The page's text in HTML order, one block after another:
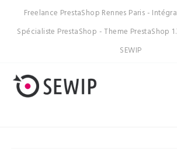
Freelance PrestaShop Rennes Paris -
Spécialiste PrestaShop - Theme PrestaShop
SEWIP